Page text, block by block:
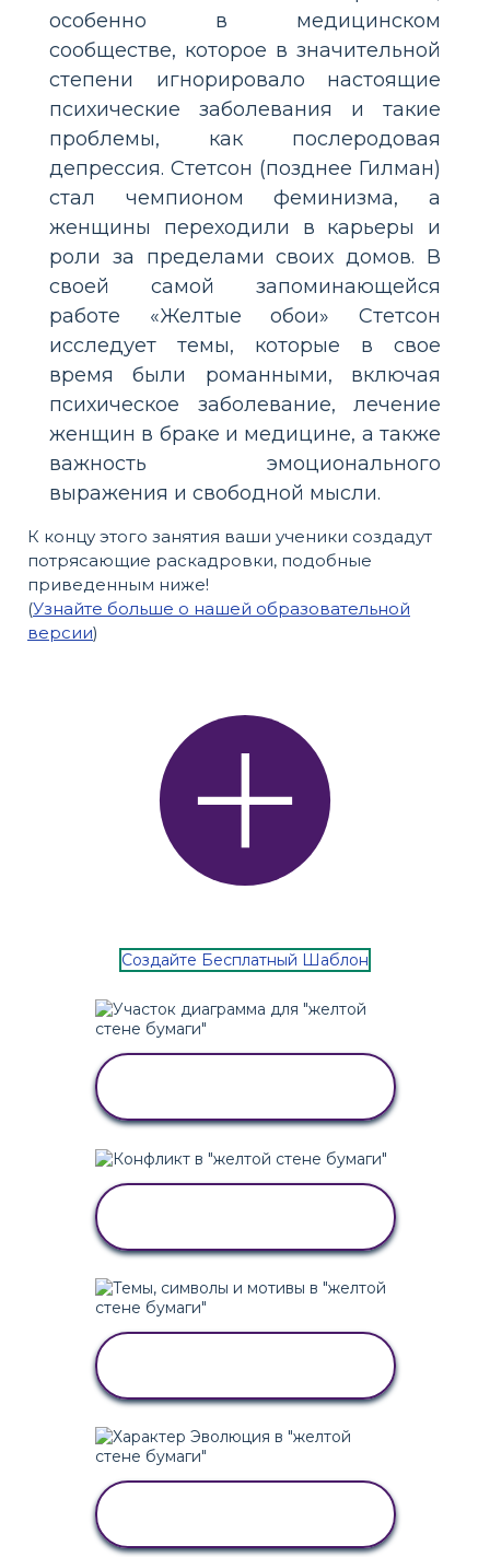
особенно в медицинском
сообществе, которое в значительной
степени игнорировало настоящие
психические заболевания и такие
проблемы, как послеродовая
депрессия. Стетсон (позднее Гилман)
стал чемпионом феминизма, а
женщины переходили в карьеры и
роли за пределами своих домов. В
своей самой запоминающейся
работе «Желтые обои» Стетсон
исследует темы, которые в свое
время были романными, включая
психическое заболевание, лечение
женщин в браке и медицине, а также
важность эмоционального
выражения и свободной мысли.
К концу этого занятия ваши ученики создадут
потрясающие раскадровки, подобные
приведенным ниже!
(Узнайте больше о нашей образовательной
версии)
Создайте Бесплатный Шаблон